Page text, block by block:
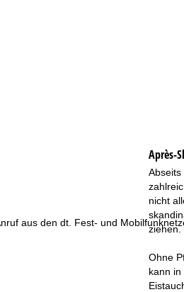
aus den dt. Fest- und
Après-
nicht
ziehen.
Ohne
kann